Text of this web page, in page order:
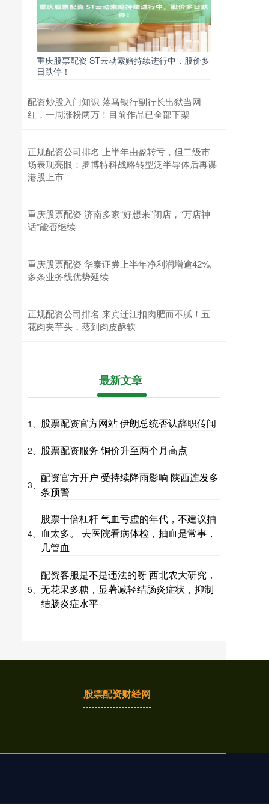
重庆股票配资 ST云动索赔持续进行中，股价多
日跌停！
配资炒股入门知识 落马银行副行长出狱当网
红，一周涨粉两万！目前作品已全部下架
正规配资公司排名 上半年由盈转亏，但二级市
场表现亮眼：罗博特科战略转型泛半导体后再谋
港股上市
重庆股票配资 济南多家“好想来”闭店，“万店神
话”能否继续
重庆股票配资 华泰证券上半年净利润增逾42%,
多条业务线优势延续
正规配资公司排名 来宾迁江扣肉肥而不腻！五
花肉夹芋头，蒸到肉皮酥软
最新文章
1、 股票配资官方网站 伊朗总统否认辞职传闻
2、 股票配资服务 铜价升至两个月高点
3、
配资官方开户 受持续降雨影响 陕西连发多
条预警
4、
股票十倍杠杆 气血亏虚的年代，不建议抽
血太多。 去医院看病体检，抽血是常事，
几管血
5、
配资客服是不是违法的呀 西北农大研究，
无花果多糖，显著减轻结肠炎症状，抑制
结肠炎症水平
股票配资财经网